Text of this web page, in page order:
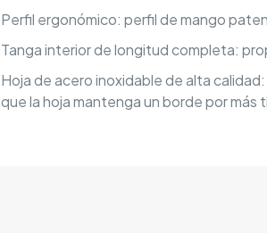
Perfil ergonómico: perfil de mango
Tanga interior de longitud completa:
Hoja de acero inoxidable de alta
que la hoja mantenga un borde por más